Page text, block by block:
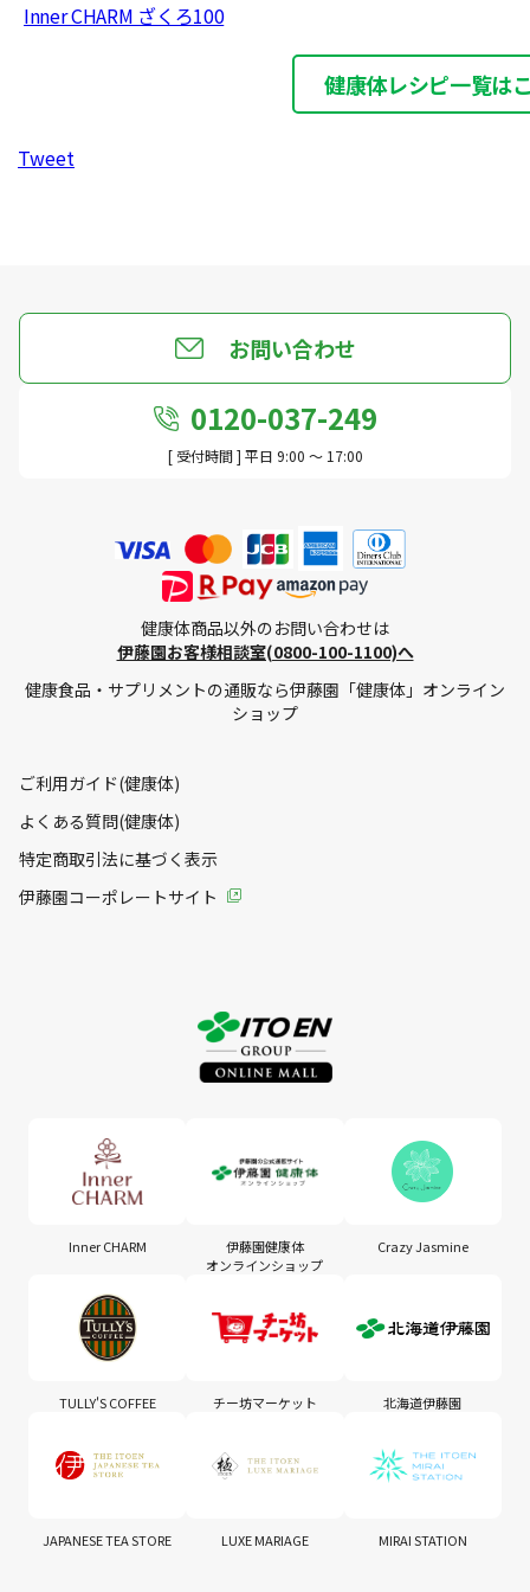
Inner CHARM ざくろ100
健康体レシピ一覧は
Tweet
お問い合わせ
0120-037-249
[ 受付時間 ] 平日 9:00 ～ 17:00
健康体商品以外のお問い合わせは
伊藤園お客様相談室(0800-100-1100)へ
健康食品・サプリメントの通販なら伊藤園「健康体」オンライン
ショップ
ご利用ガイド(健康体)
よくある質問(健康体)
特定商取引法に基づく表示
伊藤園コーポレートサイト
Inner CHARM
伊藤園健康体
オンラインショップ
Crazy Jasmine
TULLY'S COFFEE チー坊マーケット 北海道伊藤園
JAPANESE TEA STORE LUXE MARIAGE MIRAI STATION